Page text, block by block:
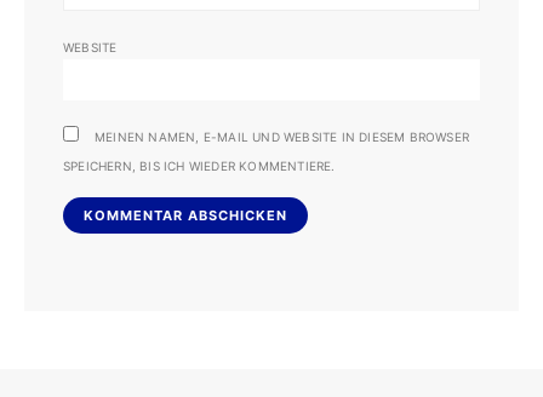
WEBSITE
MEINEN NAMEN, E-MAIL UND WEBSITE IN DIESEM BROWSER
SPEICHERN, BIS ICH WIEDER KOMMENTIERE.